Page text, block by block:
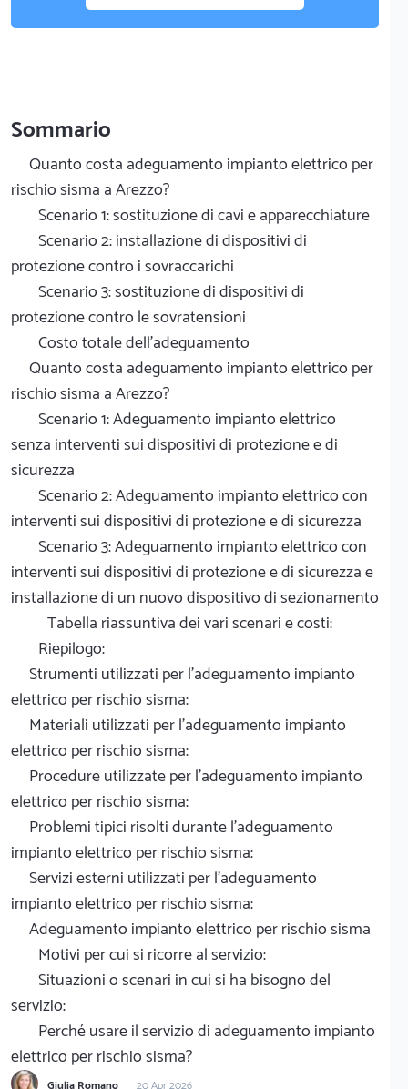
Sommario
Quanto costa adeguamento impianto elettrico per
rischio sisma a Arezzo?
Scenario 1: sostituzione di cavi e apparecchiature
Scenario 2: installazione di dispositivi di
protezione contro i sovraccarichi
Scenario 3: sostituzione di dispositivi di
protezione contro le sovratensioni
Costo totale dell'adeguamento
Quanto costa adeguamento impianto elettrico per
rischio sisma a Arezzo?
Scenario 1: Adeguamento impianto elettrico
senza interventi sui dispositivi di protezione e di
sicurezza
Scenario 2: Adeguamento impianto elettrico con
interventi sui dispositivi di protezione e di sicurezza
Scenario 3: Adeguamento impianto elettrico con
interventi sui dispositivi di protezione e di sicurezza e
installazione di un nuovo dispositivo di sezionamento
Tabella riassuntiva dei vari scenari e costi:
Riepilogo:
Strumenti utilizzati per l'adeguamento impianto
elettrico per rischio sisma:
Materiali utilizzati per l'adeguamento impianto
elettrico per rischio sisma:
Procedure utilizzate per l'adeguamento impianto
elettrico per rischio sisma:
Problemi tipici risolti durante l'adeguamento
impianto elettrico per rischio sisma:
Servizi esterni utilizzati per l'adeguamento
impianto elettrico per rischio sisma:
Adeguamento impianto elettrico per rischio sisma
Motivi per cui si ricorre al servizio:
Situazioni o scenari in cui si ha bisogno del
servizio:
Perché usare il servizio di adeguamento impianto
elettrico per rischio sisma?